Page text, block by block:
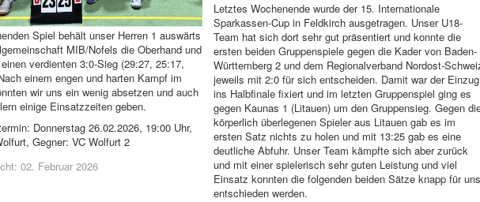
Spiel behält unser Herren 1 auswärts
MIB/Nofels die Oberhand und
verdienten 3:0-Sieg (29:27, 25:17,
einem engen und harten Kampf im
wir uns ein wenig absetzen und auch
einige Einsatzzeiten geben.
Donnerstag 26.02.2026, 19:00 Uhr,
Gegner: VC Wolfurt 2
02. Februar 2026
Letztes Wochenende wurde der 15. Internationale
Sparkassen-Cup in Feldkirch ausgetragen. Unser U18-
Team hat sich dort sehr gut präsentiert und konnte die
ersten beiden Gruppenspiele gegen die Kader von Baden-
Württemberg 2 und dem Regionalverband Nordost-
jeweils mit 2:0 für sich entscheiden. Damit war der Einzug
ins Halbfinale fixiert und im letzten Gruppenspiel ging es
gegen Kaunas 1 (Litauen) um den Gruppensieg. Gegen
körperlich überlegenen Spieler aus Litauen gab es im
ersten Satz nichts zu holen und mit 13:25 gab es eine
deutliche Abfuhr. Unser Team kämpfte sich aber zurück
und mit einer spielerisch sehr guten Leistung und viel
Einsatz konnten die folgenden beiden Sätze knapp für
entschieden werden.